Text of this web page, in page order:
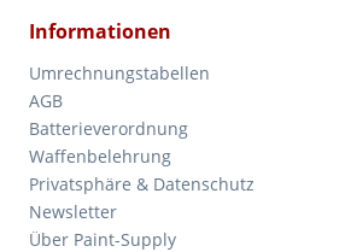
Informationen
Umrechnungstabellen
AGB
Batterieverordnung
Waffenbelehrung
Privatsphäre & Datenschutz
Newsletter
Über Paint-Supply